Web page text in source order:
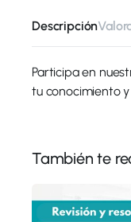
Descripción
Participa en
tu conocimiento
También te